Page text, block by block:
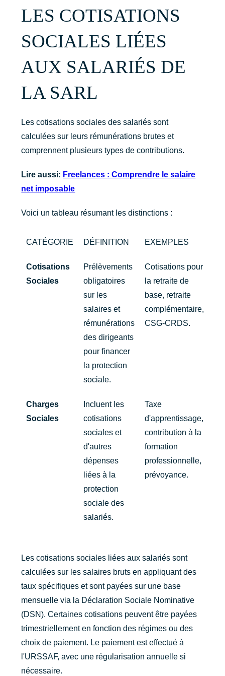
LES COTISATIONS
SOCIALES LIÉES
AUX SALARIÉS DE
LA SARL
Les cotisations sociales des salariés sont
calculées sur leurs rémunérations brutes et
comprennent plusieurs types de contributions.
Lire aussi: Freelances : Comprendre le salaire
net imposable
Voici un tableau résumant les distinctions :
CATÉGORIE DÉFINITION EXEMPLES
Cotisations
Sociales
Prélèvements
obligatoires
sur les
salaires et
rémunérations
des dirigeants
pour financer
la protection
sociale.
Cotisations pour
la retraite de
base, retraite
complémentaire,
CSG-CRDS.
Charges
Sociales
Incluent les
cotisations
sociales et
d'autres
dépenses
liées à la
protection
sociale des
salariés.
Taxe
d'apprentissage,
contribution à la
formation
professionnelle,
prévoyance.
Les cotisations sociales liées aux salariés sont
calculées sur les salaires bruts en appliquant des
taux spécifiques et sont payées sur une base
mensuelle via la Déclaration Sociale Nominative
(DSN). Certaines cotisations peuvent être payées
trimestriellement en fonction des régimes ou des
choix de paiement. Le paiement est effectué à
l'URSSAF, avec une régularisation annuelle si
nécessaire.